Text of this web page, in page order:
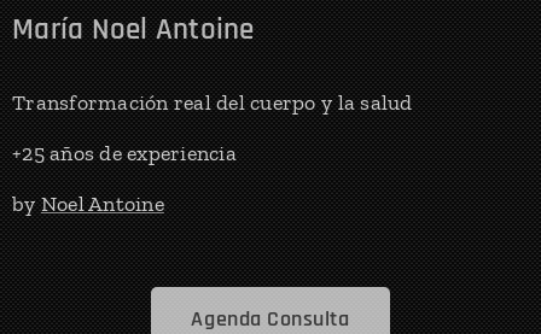
María Noel Antoine
Transformación real del cuerpo y la salud
+25 años de experiencia
byNoel Antoine
Agenda Consulta